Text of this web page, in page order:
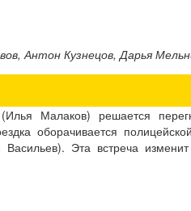
Антон Кузнецов, Дарья
Малаков) решается
оборачивается
Эта встреча